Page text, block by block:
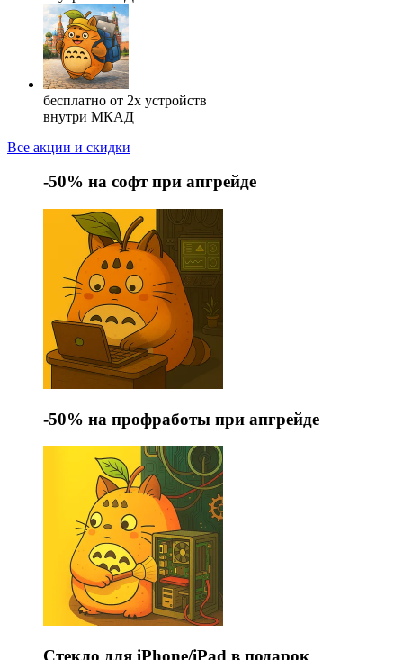
бесплатно от 2х устройств
внутри МКАД
Все акции и скидки
-50% на софт при апгрейде
-50% на профработы при апгрейде
Стекло для iPhone/iPad в подарок